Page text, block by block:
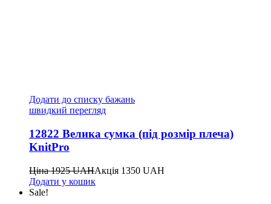
Додати до списку бажань
швидкий перегляд
12822 Велика сумка (під розмір плеча)
KnitPro
Ціна1925UAHАкція 1350 UAH
Додати у кошик
Sale!